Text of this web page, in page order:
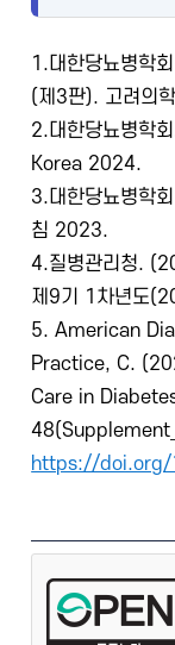
1.대한당뇨병학
(제3판). 고려의
2.대한당뇨병학
Korea 2024.
3.대한당뇨병학
침 2023.
4.질병관리청.
제9기 1차년도
5. American
Practice, C.
Care in
https://